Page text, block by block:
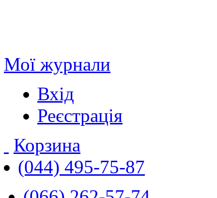
Мої журнали
Вхід
Реєстрація
Корзина
(044) 495-75-87